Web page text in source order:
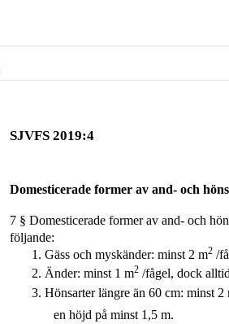
SJVFS 2019:4
Domesticerade former av and- och
7 § Domesticerade former av and- och
följande:
1. Gäss och myskänder: minst 2 m2 /
2. Änder: minst 1 m2 /fågel, dock
3. Hönsarter längre än 60 cm: minst 2
en höjd på minst 1,5 m.